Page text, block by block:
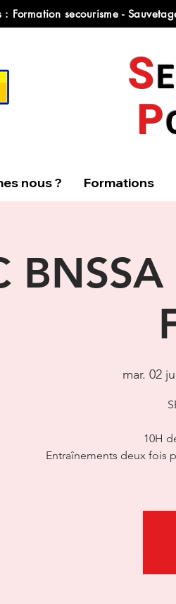
: Formation secourisme -
S
P
nous ? Formations
mar. 02
10H
Entraînements deux fois